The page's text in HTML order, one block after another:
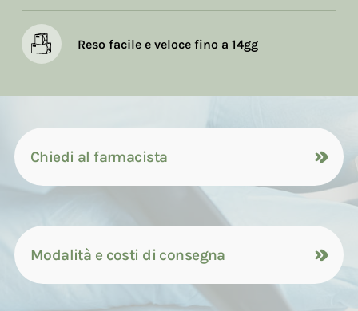
Reso facile e veloce fino a 14gg
Chiedi al farmacista
Contattaci tramite compilazione del
Modalità e costi di consegna